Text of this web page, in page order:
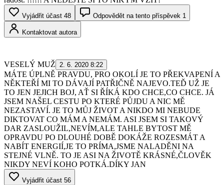
Vyjádřit účast 48 Odpovědět na tento příspěvek 1
Kontaktovat autora
VESELÝ MUŽ 2. 6. 2020 8:22
MÁTE ÚPLNĚ PRAVDU, PRO OKOLÍ JE TO PŘEKVAPENÍ A
NĚKTEŘÍ MI TO DÁVAJÍ PATŘIČNĚ NAJEVO.TEĎ UŽ JE
TO JEN JEJICH BOJ, AŤ SI ŘÍKÁ KDO CHCE,CO CHCE. JÁ
JSEM NAŠEL CESTU PO KTERÉ PŮJDU A NIC MĚ
NEZASTAVÍ. JE TO MŮJ ŽIVOT A NIKDO MI NEBUDE
DIKTOVAT CO MÁM A NEMÁM. ASI JSEM SI TAKOVÝ
DAR ZASLOUŽIL,NEVÍM,ALE TAHLE BYTOST MĚ
OPRAVDU PO DLOUHÉ DOBĚ DOKÁŽE ROZESMÁT A
NABÍT ENERGIÍ,JE TO PRÍMA,JSME NALADĚNI NA
STEJNÉ VLNĚ. TO JE ASI NA ŽIVOTĚ KRÁSNÉ,ČLOVĚK
NIKDY NEVÍ KOHO POTKÁ.DÍKY JAN
Vyjádřit účast 56